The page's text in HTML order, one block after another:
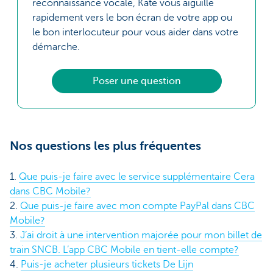
reconnaissance vocale, Kate vous aiguille
rapidement vers le bon écran de votre app ou
le bon interlocuteur pour vous aider dans votre
démarche.
Poser une question
Nos questions les plus fréquentes
1. Que puis-je faire avec le service supplémentaire Cera
dans CBC Mobile?
2. Que puis-je faire avec mon compte PayPal dans CBC
Mobile?
3. J’ai droit à une intervention majorée pour mon billet de
train SNCB. L’app CBC Mobile en tient-elle compte?
4. Puis-je acheter plusieurs tickets De Lijn